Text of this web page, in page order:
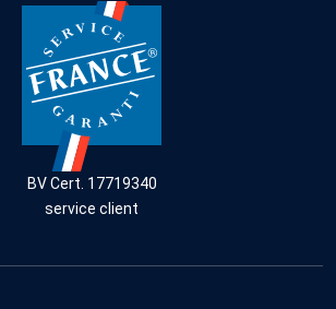
BV Cert. 17719340
service client